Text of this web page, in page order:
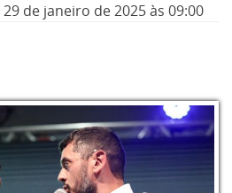
29 de janeiro de 2025às 09:00